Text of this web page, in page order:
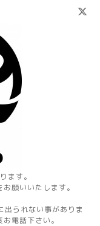
ます。
願いいたします。
られない事がありま
電話下さい。